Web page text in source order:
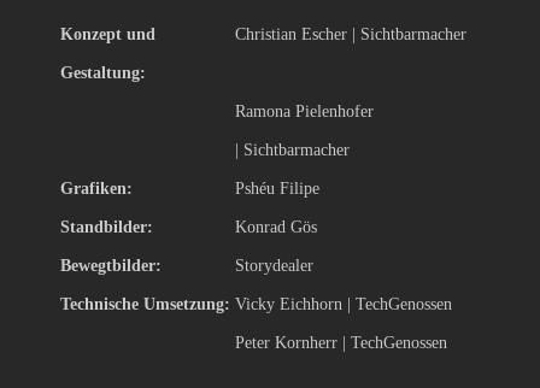
Konzept und
Gestaltung:
Christian Escher | Sichtbarmacher
Ramona Pielenhofer
Sichtbarmacher
Grafiken: Pshéu Filipe
Standbilder: Konrad Gös
Bewegtbilder: Storydealer
Technische Umsetzung: Vicky Eichhorn | TechGenossen
Peter Kornherr | TechGenossen